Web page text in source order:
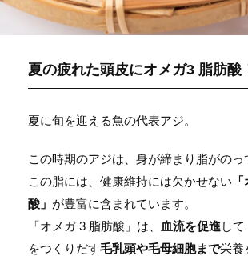
夏の疲れた頭皮にオメガ3 脂肪酸
夏に旬を迎える魚の代表アジ。
この時期のアジは、身が締まり脂がのっ
この脂には、健康維持には欠かせない
酸」 が豊富に含まれています。
「オメガ 3 脂肪酸」は、
血流を促進 し
をつくりだす毛乳頭や毛母細胞まで栄養